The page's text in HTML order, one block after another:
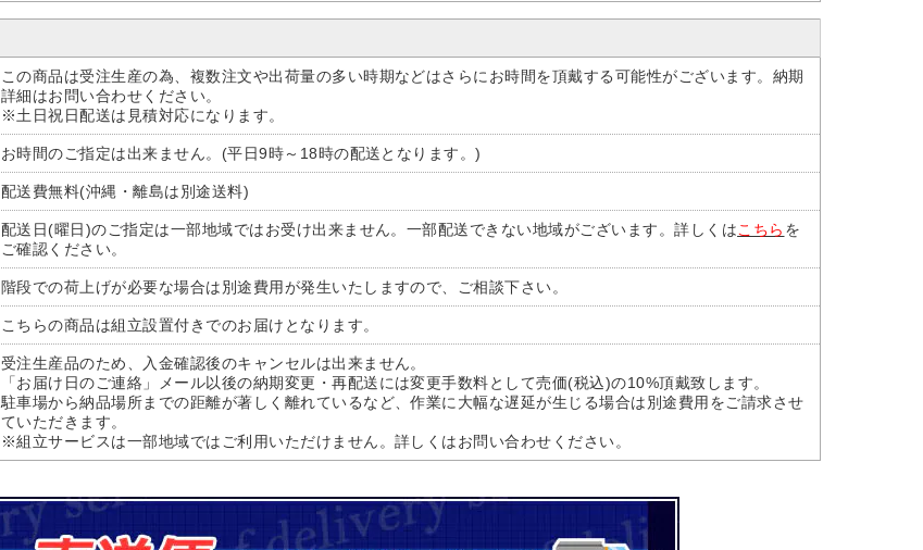
この商品は受注生産の為、複数注文や出荷量の多い時期などはさらにお時間を頂戴する可能性がございます。納期
詳細はお問い合わせください。
※土日祝日配送は見積対応になります。
お時間のご指定は出来ません。(平日9時～18時の配送となります。)
配送費無料(沖縄・離島は別途送料)
配送日(曜日)のご指定は一部地域ではお受け出来ません。一部配送できない地域がございます。詳しくはこちら を
ご確認ください。
階段での荷上げが必要な場合は別途費用が発生いたしますので、ご相談下さい。
こちらの商品は組立設置付きでのお届けとなります。
受注生産品のため、入金確認後のキャンセルは出来ません。
「お届け日のご連絡」メール以後の納期変更・再配送には変更手数料として売価(税込)の10%頂戴致します。
駐車場から納品場所までの距離が著しく離れているなど、作業に大幅な遅延が生じる場合は別途費用をご請求させ
ていただきます。
※組立サービスは一部地域ではご利用いただけません。詳しくはお問い合わせください。